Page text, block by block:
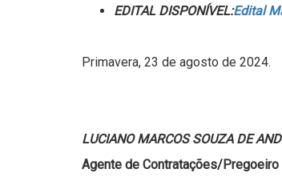
EDITAL DISPONÍVEL:Edital
Primavera, 23 de agosto de 2024.
LUCIANO MARCOS SOUZA DE
Agente de Contratações/Pregoeiro